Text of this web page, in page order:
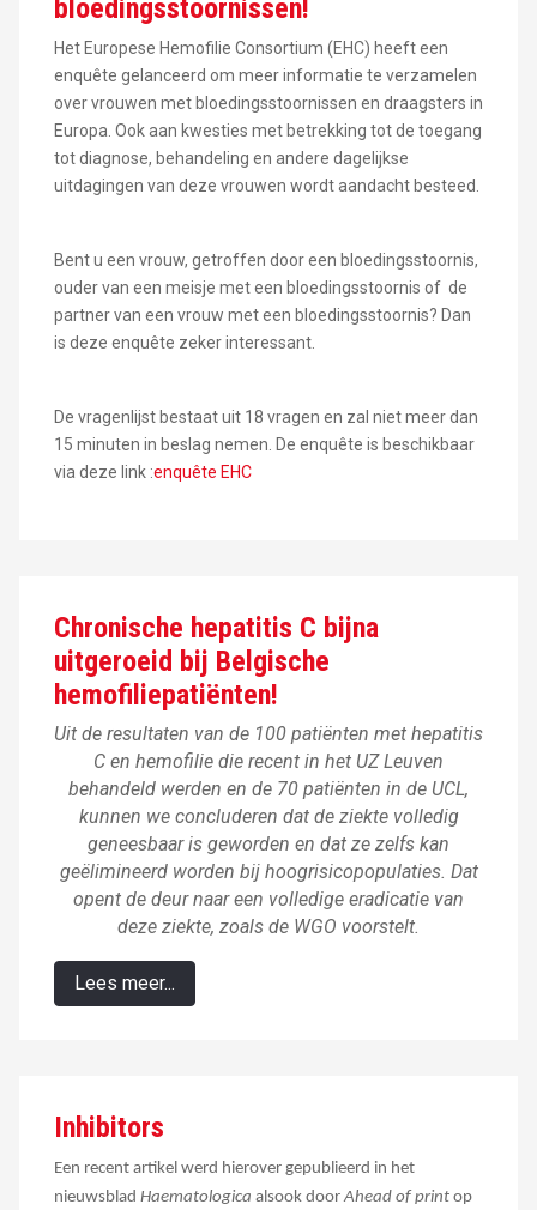
bloedingsstoornissen!
Het Europese Hemofilie Consortium (EHC) heeft een
enquête gelanceerd om meer informatie te verzamelen
over vrouwen met bloedingsstoornissen en draagsters in
Europa. Ook aan kwesties met betrekking tot de toegang
tot diagnose, behandeling en andere dagelijkse
uitdagingen van deze vrouwen wordt aandacht besteed.
Bent u een vrouw, getroffen door een bloedingsstoornis,
ouder van een meisje met een bloedingsstoornis of de
partner van een vrouw met een bloedingsstoornis? Dan
is deze enquête zeker interessant.
De vragenlijst bestaat uit 18 vragen en zal niet meer dan
15 minuten in beslag nemen. De enquête is beschikbaar
via deze link :enquête EHC
Chronische hepatitis C bijna
uitgeroeid bij Belgische
hemofiliepatiënten!
Uit de resultaten van de 100 patiënten met hepatitis
C en hemofilie die recent in het UZ Leuven
behandeld werden en de 70 patiënten in de UCL,
kunnen we concluderen dat de ziekte volledig
geneesbaar is geworden en dat ze zelfs kan
geëlimineerd worden bij hoogrisicopopulaties. Dat
opent de deur naar een volledige eradicatie van
deze ziekte, zoals de WGO voorstelt.
Lees meer...
Inhibitors
Een recent artikel werd hierover gepublieerd in het
nieuwsblad Haematologica alsook doorAhead of printop